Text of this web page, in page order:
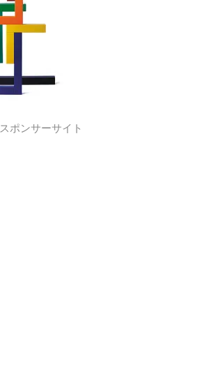
スポンサーサイト